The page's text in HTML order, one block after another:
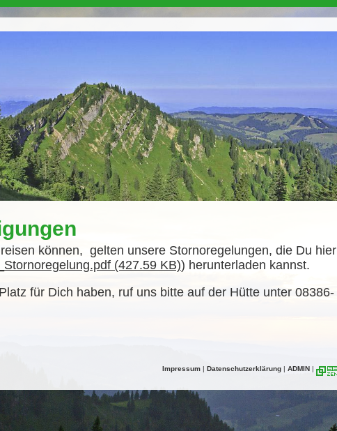
können, gelten unsere Stornoregelungen, die Du hier
(427.59 KB)) herunterladen kannst.
für Dich haben, ruf uns bitte auf der Hütte unter 08386-
Impressum | Datenschutzerklärung | ADMIN |